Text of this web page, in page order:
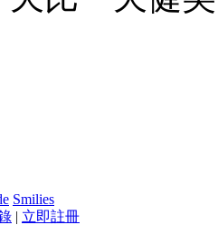
Smilies
| 立即註冊